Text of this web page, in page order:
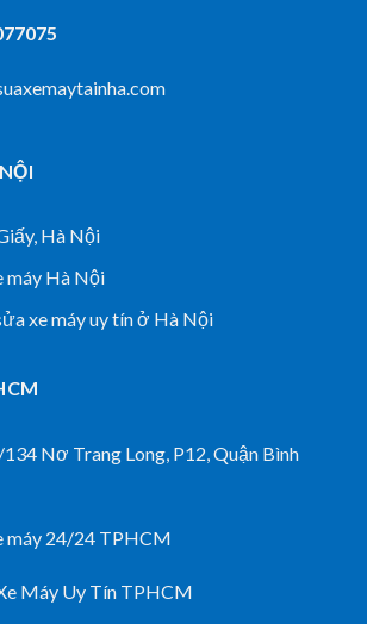
Hà Nội
máy Hà Nội
xe máy uy tín ở Hà Nội
Nơ Trang Long, P12, Quận Bình
máy 24/24 TPHCM
Máy Uy Tín TPHCM